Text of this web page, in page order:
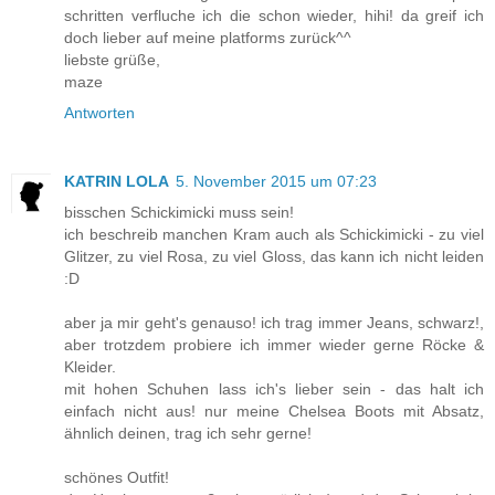
schritten verfluche ich die schon wieder, hihi! da greif ich
doch lieber auf meine platforms zurück^^
liebste grüße,
maze
Antworten
KATRIN LOLA 5. November 2015 um 07:23
bisschen Schickimicki muss sein!
ich beschreib manchen Kram auch als Schickimicki - zu viel
Glitzer, zu viel Rosa, zu viel Gloss, das kann ich nicht leiden
:D
aber ja mir geht's genauso! ich trag immer Jeans, schwarz!,
aber trotzdem probiere ich immer wieder gerne Röcke &
Kleider.
mit hohen Schuhen lass ich's lieber sein - das halt ich
einfach nicht aus! nur meine Chelsea Boots mit Absatz,
ähnlich deinen, trag ich sehr gerne!
schönes Outfit!